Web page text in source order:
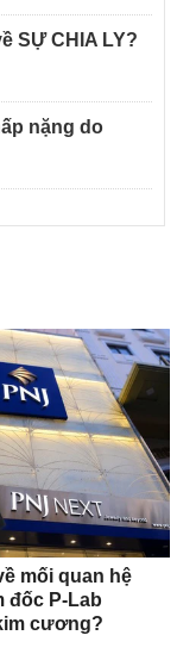
SỰ CHIA LY?
nặng do
mối quan hệ
đốc P-Lab
cương?